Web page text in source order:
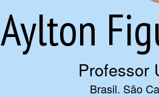
Aylton
Professor
Brasil. São